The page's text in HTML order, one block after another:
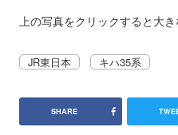
上の写真をクリックすると大
JR東日本 キハ35系
SHARE